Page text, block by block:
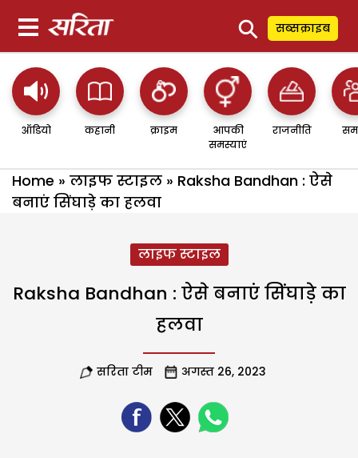
⚲ सब्सक्राइब
ऑडियो कहानी क्राइम
आपकी
समस्याएं
राजनीति
Home » लाइफ स्टाइल » Raksha Bandhan : ऐसे
बनाएं सिंघाड़े का हलवा
लाइफ स्टाइल
Raksha Bandhan : ऐसे बनाएं सिंघाड़े का
हलवा
सरिता टीम अगस्त 26, 2023